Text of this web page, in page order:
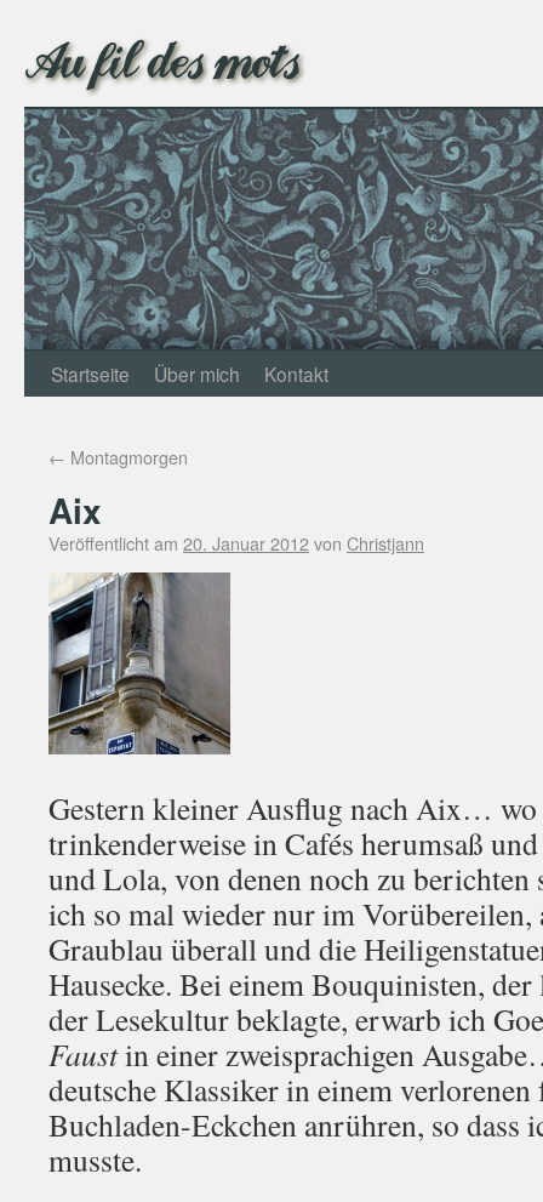
Au fil des mots
Startseite Über mich Kontakt
← Montagmorgen
Aix
Veröffentlicht am 20. Januar 2012von Christjann
Gestern kleiner Ausflug nach Aix… wo
trinkenderweise in Cafés herumsaß
und Lola, von denen noch zu
ich so mal wieder nur im Vorübereilen,
Graublau überall und die
Hausecke. Bei einem Bouquinisten, der
der Lesekultur beklagte, erwarb ich
Faustin einer zweisprachigen
deutsche Klassiker in einem verlorenen
Buchladen-Eckchen anrühren, so dass
musste.